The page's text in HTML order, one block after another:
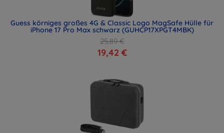
Guess körniges großes 4G & Classic Logo MagSafe Hülle für
iPhone 17 Pro Max schwarz (GUHCP17XPGT4MBK)
25,89 €
19,42 €